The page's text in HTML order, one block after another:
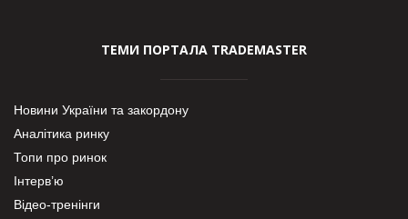
ТЕМИ ПОРТАЛА TRADEMASTER
Новини України та закордону
Аналітика ринку
Топи про ринок
Інтерв’ю
Відео-тренінги